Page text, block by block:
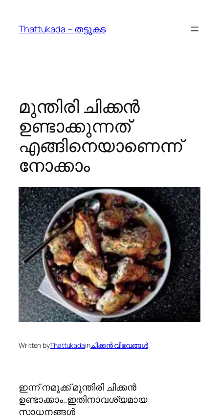
content
Thattukada – തട്ടുകട
മുന്തിരി ചിക്കന്‍
ഉണ്ടാക്കുന്നത്
എങ്ങിനെയാണെന്ന്
നോക്കാം
Written byThattukadainചിക്കന്‍ വിഭവങ്ങള്‍
ഇന്ന് നമുക്ക് മുന്തിരി ചിക്കന്‍
ഉണ്ടാക്കാം..ഇതിനാവശ്യമായ
സാധനങ്ങള്‍